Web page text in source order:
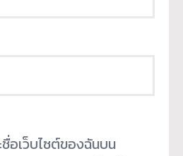
อเว็บไซต์ของฉันบน